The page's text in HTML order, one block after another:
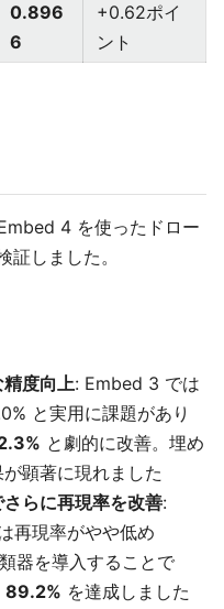
0.896
6
+0.62ポイ
ント
4 を使ったドロー
証しました。
度向上: Embed 3 では
と実用に課題があり
と劇的に改善。埋め
顕著に現れました
らに再現率を改善:
再現率がやや低め
器を導入することで
89.2% を達成しました